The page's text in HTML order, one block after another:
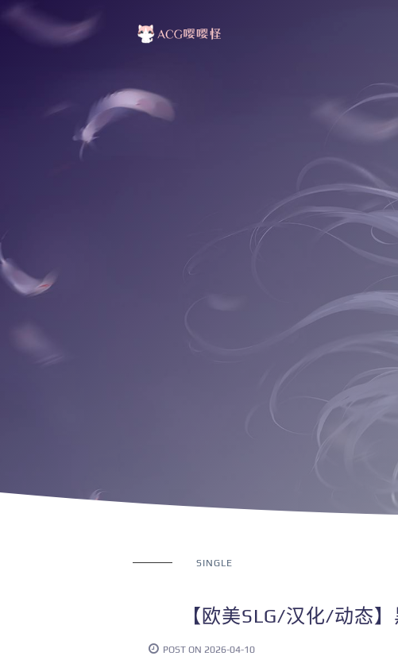
SINGLE
【欧美SLG/汉化/动态
POST ON 2026-04-10